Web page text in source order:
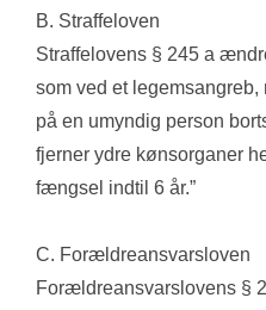
B. Straffeloven
Straffelovens § 245 a
som ved et
på en umyndig person
fjerner ydre kønsorganer
fængsel indtil 6 år.”
C. Forældreansvarsloven
Forældreansvarslovens §